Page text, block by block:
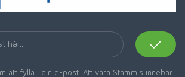
att fylla i din e-post. Att vara Stammis innebär